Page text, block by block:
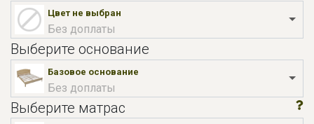
Цвет не выбран
Без доплаты
Выберите основание
Базовое основание
Без доплаты
Выберите матрас